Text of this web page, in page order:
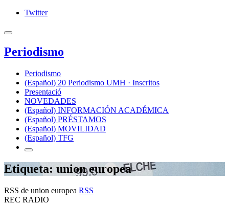
Twitter
Periodismo
Periodismo
(Español) 20 Periodismo UMH · Inscritos
Presentació
NOVEDADES
(Español) INFORMACIÓN ACADÉMICA
(Español) PRÉSTAMOS
(Español) MOVILIDAD
(Español) TFG
Etiqueta: union europea
RSS de union europea RSS
REC RADIO